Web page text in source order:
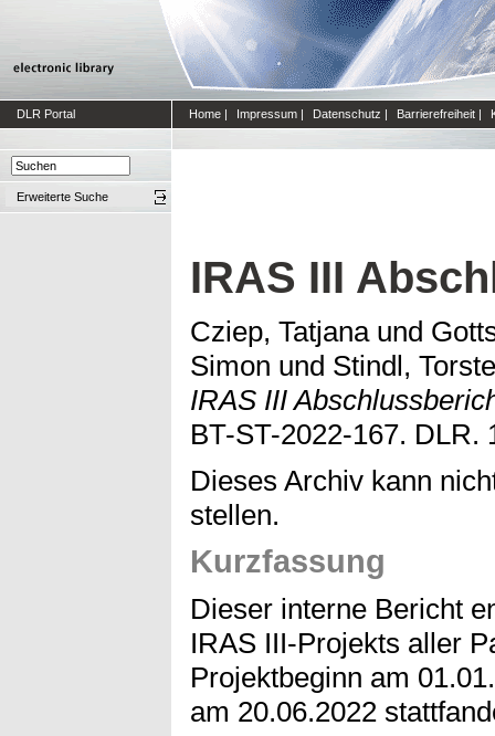
DLR Portal Home | Impressum | Datenschutz | Barrierefreiheit |
Erweiterte Suche
IRAS III
Cziep, Tatjanaund
Simon und Stindl,
IRAS III
BT-ST-2022-167. DLR.
Dieses Archiv kann
stellen.
Kurzfassung
Dieser interne Bericht
IRAS III-Projekts aller
Projektbeginn am
am 20.06.2022